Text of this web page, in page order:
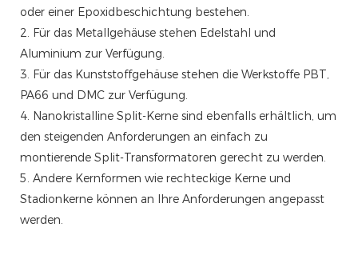
oder einer Epoxidbeschichtung bestehen.
2. Für das Metallgehäuse stehen Edelstahl und
Aluminium zur Verfügung.
3. Für das Kunststoffgehäuse stehen die Werkstoffe PBT,
PA66 und DMC zur Verfügung.
4. Nanokristalline Split-Kerne sind ebenfalls erhältlich, um
den steigenden Anforderungen an einfach zu
montierende Split-Transformatoren gerecht zu werden.
5. Andere Kernformen wie rechteckige Kerne und
Stadionkerne können an Ihre Anforderungen angepasst
werden.